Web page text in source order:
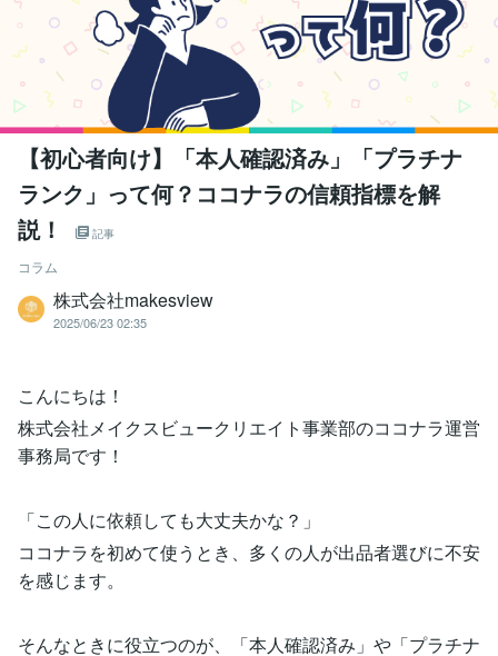
【初心者向け】「本人確認済み」「プラチナ
ランク」って何？ココナラの信頼指標を解
説！
記事
コラム
株式会社makesview
2025/06/23 02:35
こんにちは！
株式会社メイクスビュークリエイト事業部のココナラ運営
事務局です！
「この人に依頼しても大丈夫かな？」
ココナラを初めて使うとき、多くの人が出品者選びに不安
を感じます。
そんなときに役立つのが、「本人確認済み」や「プラチナ